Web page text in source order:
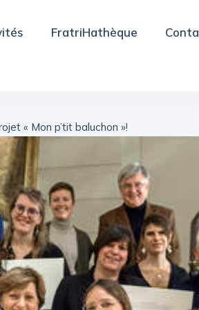
FratriHathèque
« Mon p’tit baluchon »!